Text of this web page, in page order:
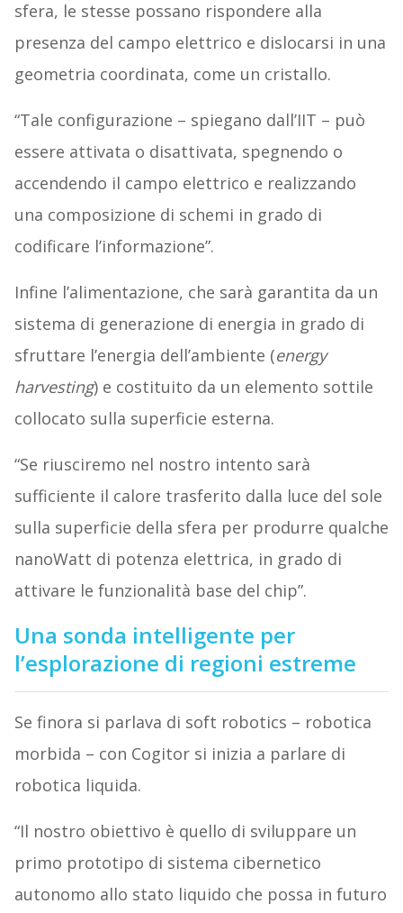
sfera, le stesse possano rispondere alla
presenza del campo elettrico e dislocarsi in una
geometria coordinata, come un cristallo.
“Tale configurazione – spiegano dall’IIT – può
essere attivata o disattivata, spegnendo o
accendendo il campo elettrico e realizzando
una composizione di schemi in grado di
codificare l’informazione”.
Infine l’alimentazione, che sarà garantita da un
sistema di generazione di energia in grado di
sfruttare l’energia dell’ambiente (energy
harvesting) e costituito da un elemento sottile
collocato sulla superficie esterna.
“Se riusciremo nel nostro intento sarà
sufficiente il calore trasferito dalla luce del sole
sulla superficie della sfera per produrre qualche
nanoWatt di potenza elettrica, in grado di
attivare le funzionalità base del chip”.
Una sonda intelligente per
l’esplorazione di regioni estreme
Se finora si parlava di soft robotics – robotica
morbida – con Cogitor si inizia a parlare di
robotica liquida.
“Il nostro obiettivo è quello di sviluppare un
primo prototipo di sistema cibernetico
autonomo allo stato liquido che possa in futuro